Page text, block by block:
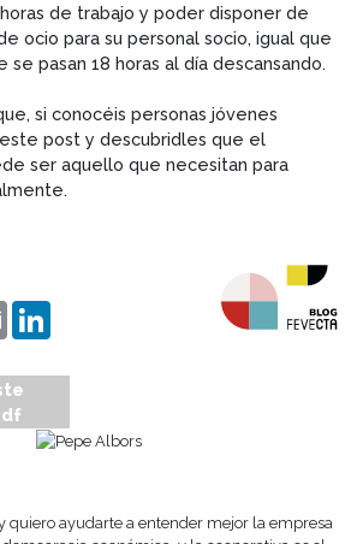
de trabajo y poder disponer de
ocio para su personal socio, igual que
se pasan 18 horas al día descansando.
si conocéis personas jóvenes
post y descubridles que el
ser aquello que necesitan para
Email
quiero ayudarte a entender mejor la empresa